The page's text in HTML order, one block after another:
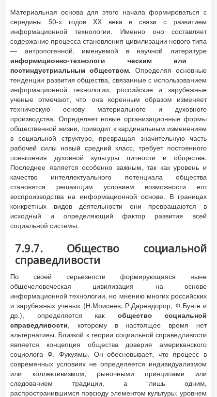
Материальная основа для этого начала формироваться с
середины 50-х годов XX века в связи с развитием
информационной технологии. Именно оно составляет
содержание процесса становления цивилизации нового типа
— антропогенной, именуемой в научной литературе
информиционно-технологи ческим или
постиндустриальным обществом. Определяя основные
тенденции развития общества, связанные с использованием
информационной технологии, российские и зарубежные
ученые отмечают, что она коренным образом изменяет
техническую основу материального и духовного
производства. Определяет новые организационные формы
общественной жизни, приводит к кардинальным изменениям
в социальной структуре, превращая значительную часть
рабочей силы новый средний класс, требует постоянного
повышения духовной культуры личности и общества.
Последнее является особенно важным, так как уровень и
качество интеллектуального потенциала общества
становятся решающим условием возможности его
воспроизводства на информационной основе. В границах
конкретных видов деятельности они превращаются в
исходный и определяющий фактор развития всей
социальной системы.
7.9.7. Общество социальной
справедливости
По своей серьезности формирующаяся ныне
общечеловеческая цивилизация на основе
информационной технологии, но мнению многих российских
и зарубежных ученых (Н.Моисеев, Р.Дарендорор, Ф.Бунге и
др.), определяется как общество социальной
справедливости, которому в настоящее время нет
альтернативы. Близкой к теории социальной справедливости
является концепция общества доверия американского
социолога Ф. Фукуямы. Он обосновывает, что процесс в
современных условиях не определяется индивидуализмом
или коллективизмом, рыночными принципами или
следованием традиции, а “лишь одним,
распространившимся повсюду элементом культуры: уровнем